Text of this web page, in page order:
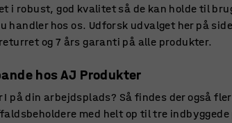
i robust, god kvalitet så de kan holde til
handler hos os. Udforsk udvalget her på
og 7 års garanti på alle produkter.
hos AJ Produkter
på din arbejdsplads? Så findes der også
med helt op til tre